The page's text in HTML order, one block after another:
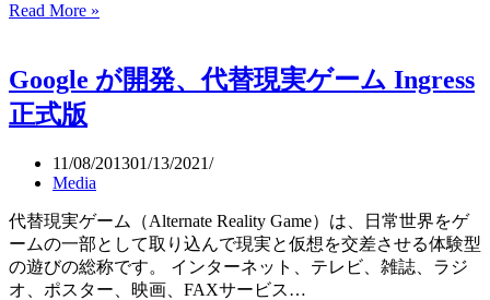
ま
億
超
Read More »
を
搭
た
Google が開発、代替現実ゲーム Ingress
正式版
11/08/201301/13/2021
Media
代替現実ゲーム（Alternate Reality Game）は、日常世界をゲ
ームの一部として取り込んで現実と仮想を交差させる体験型
の遊びの総称です。 インターネット、テレビ、雑誌、ラジ
オ、ポスター、映画、FAXサービス…